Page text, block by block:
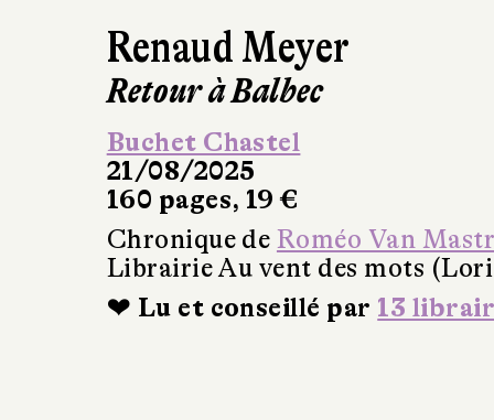
Renaud Meyer
Retour à Balbec
Buchet Chastel
21/08/2025
160 pages, 19 €
Chronique de Roméo Van
Librairie Au vent des mots
❤ Lu et conseillé par 13